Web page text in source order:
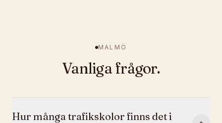
MALMÖ
Vanliga frågor.
Hur många trafikskolor finns det i